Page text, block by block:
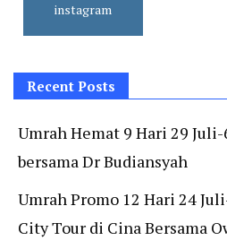
instagram
Recent Posts
Umrah Hemat 9 Hari 29 Juli-
bersama Dr Budiansyah
Umrah Promo 12 Hari 24
City Tour di Cina Bersama